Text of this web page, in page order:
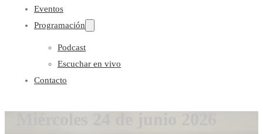
Eventos
Programación
Podcast
Escuchar en vivo
Contacto